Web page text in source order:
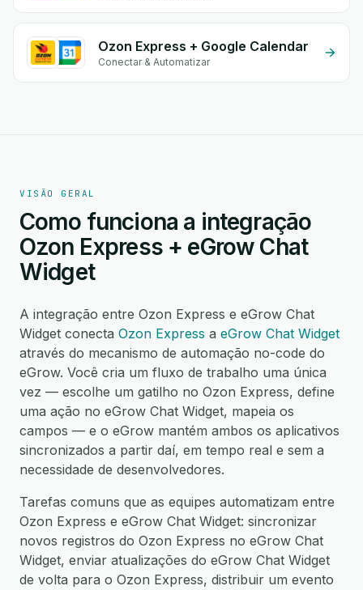
Ozon Express + Google Calendar
Conectar & Automatizar
VISÃO GERAL
Como funciona a integração
Ozon Express + eGrow Chat
Widget
A integração entre Ozon Express e eGrow Chat
Widget conecta Ozon Express a eGrow Chat Widget
através do mecanismo de automação no-code do
eGrow. Você cria um fluxo de trabalho uma única
vez — escolhe um gatilho no Ozon Express, define
uma ação no eGrow Chat Widget, mapeia os
campos — e o eGrow mantém ambos os aplicativos
sincronizados a partir daí, em tempo real e sem a
necessidade de desenvolvedores.
Tarefas comuns que as equipes automatizam entre
Ozon Express e eGrow Chat Widget: sincronizar
novos registros do Ozon Express no eGrow Chat
Widget, enviar atualizações do eGrow Chat Widget
de volta para o Ozon Express, distribuir um evento